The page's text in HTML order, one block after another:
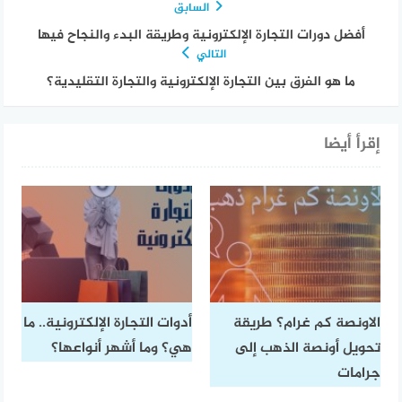
السابق
أفضل دورات التجارة الإلكترونية وطريقة البدء والنجاح فيها
التالي
ما هو الفرق بين التجارة الإلكترونية والتجارة التقليدية؟
إقرأ أيضا
الاونصة كم غرام؟ طريقة
تحويل أونصة الذهب إلى
جرامات
أدوات التجارة الإلكترونية.. ما
هي؟ وما أشهر أنواعها؟